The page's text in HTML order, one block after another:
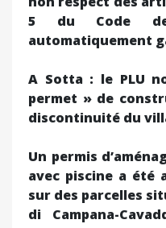
5 du Code de
automatiquement
A Sotta : le PLU
permet » de
discontinuité du
Un permis
avec piscine a été
sur des parcelles
di Campana-